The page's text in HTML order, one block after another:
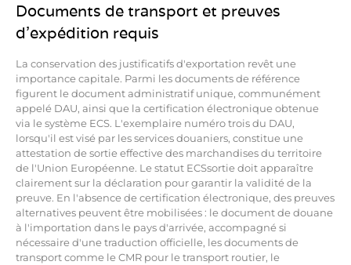
Documents de transport et preuves
d'expédition requis
La conservation des justificatifs d'exportation revêt une
importance capitale. Parmi les documents de référence
figurent le document administratif unique, communément
appelé DAU, ainsi que la certification électronique obtenue
via le système ECS. L'exemplaire numéro trois du DAU,
lorsqu'il est visé par les services douaniers, constitue une
attestation de sortie effective des marchandises du territoire
de l'Union Européenne. Le statut ECSsortie doit apparaître
clairement sur la déclaration pour garantir la validité de la
preuve. En l'absence de certification électronique, des preuves
alternatives peuvent être mobilisées : le document de douane
à l'importation dans le pays d'arrivée, accompagné si
nécessaire d'une traduction officielle, les documents de
transport comme le CMR pour le transport routier, le